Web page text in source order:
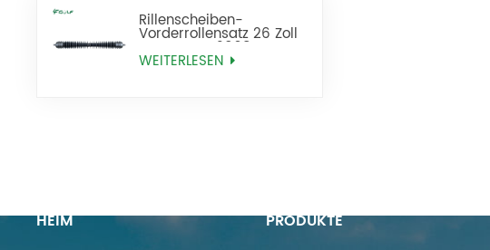
Rillenscheiben-
Vorderrollensatz 26 Zoll
ersetzt AMT2968
BM25318
WEITERLESEN
HEIM PRODUKTE